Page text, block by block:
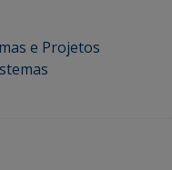
e Projetos